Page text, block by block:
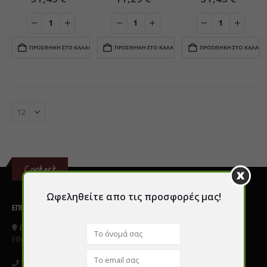
ΠΡΟΣΘΉΚΗ ΣΤΟ ΚΑΛΆΘΙ ΠΡΟΣΘΉΚΗ ΣΤΟ ΚΑΛΆΘΙ ΠΡΟΣΘΉΚΗ ΣΤΟ ΚΑΛΆΘΙ
Contact
ΕΠΙΚΟΙΝΩΝΊΑ
Διεύθυνση:
Εθνικής Αντιστάσεως 80 Πετρούπολη
Τηλ:
Ωφεληθείτε απο τις προσφορές μας!